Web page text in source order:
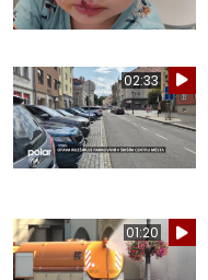
02:33
01:20